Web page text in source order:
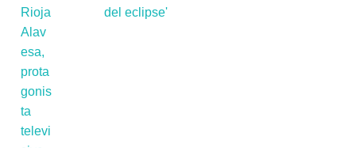
del eclipse'